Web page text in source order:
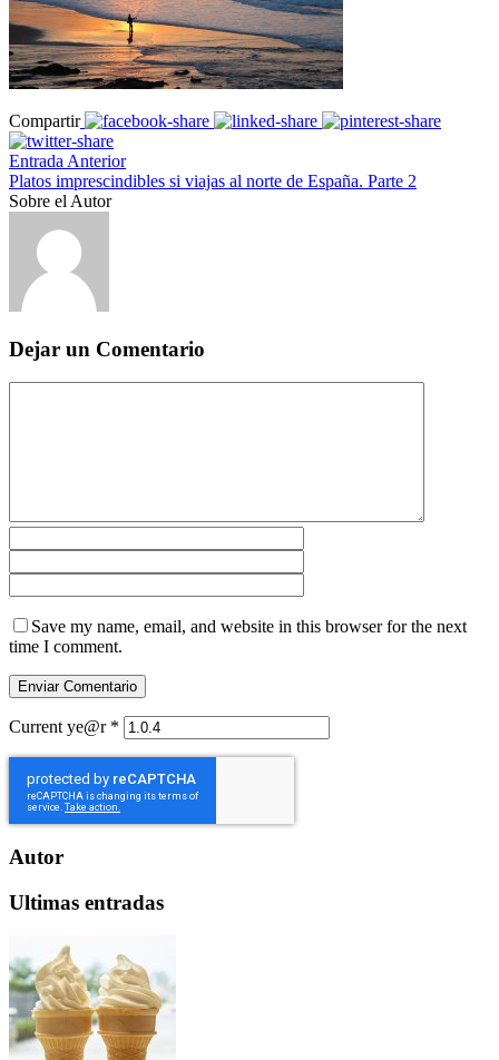
Compartir
Entrada Anterior
Platos imprescindibles si viajas al norte de España. Parte 2
Sobre el Autor
Dejar un Comentario
Save my name, email, and website in this browser for the next
time I comment.
Current ye@r *
Autor
Ultimas entradas